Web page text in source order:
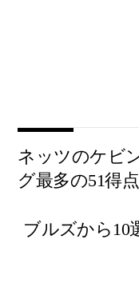
ネッツのケビ
グ最多の51得
ブルズから10